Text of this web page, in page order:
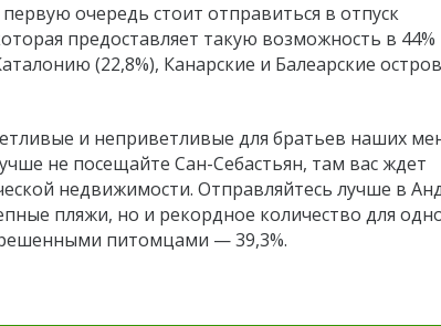
очередь стоит отправиться в отпуск
предоставляет такую возможность в 44%
(22,8%), Канарские и Балеарские
и неприветливые для братьев наших
не посещайте Сан-Себастьян, там вас ждет
недвижимости. Отправляйтесь лучше в
пляжи, но и рекордное количество для
питомцами — 39,3%.